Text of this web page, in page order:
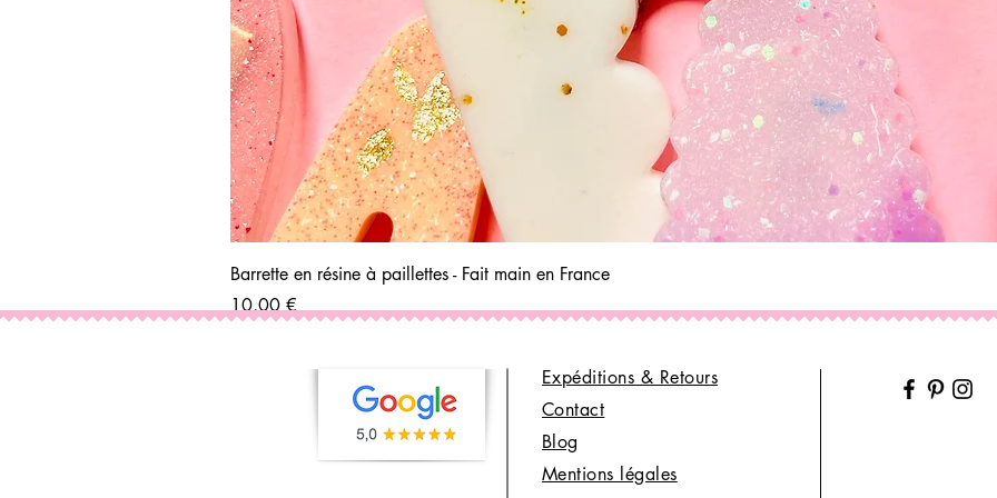
Barrette en résine à paillettes - Fait main en France
Prix
10,00 €
Expéditions & Retours
Contact
Blog
Mentions légales